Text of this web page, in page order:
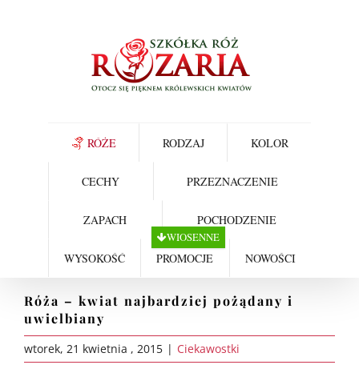
RÓŻE RODZAJ KOLOR
CECHY PRZEZNACZENIE
ZAPACH POCHODZENIE
WYSOKOŚĆ PROMOCJE
WIOSENNE
NOWOŚCI
Róża – kwiat najbardziej pożądany i
uwielbiany
wtorek, 21 kwietnia , 2015 | Ciekawostki